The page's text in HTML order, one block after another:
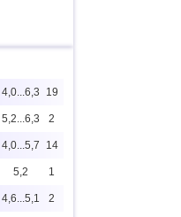
4,0...6,3 19
5,2...6,3 2
4,0...5,7 14
5,2 1
4,6...5,1 2